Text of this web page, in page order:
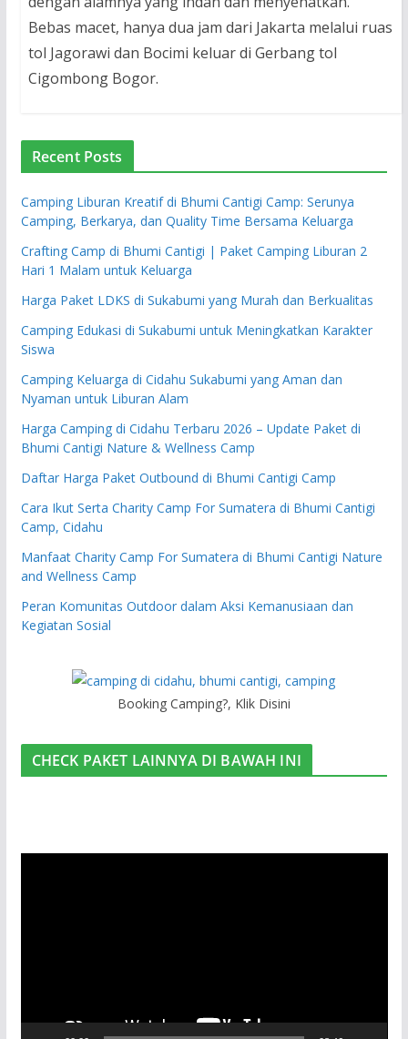
Bebas macet, hanya dua jam dari Jakarta melalui ruas
tol Jagorawi dan Bocimi keluar di Gerbang tol
Cigombong Bogor.
Recent Posts
Camping Liburan Kreatif di Bhumi Cantigi Camp: Serunya
Camping, Berkarya, dan Quality Time Bersama Keluarga
Crafting Camp di Bhumi Cantigi | Paket Camping Liburan 2
Hari 1 Malam untuk Keluarga
Harga Paket LDKS di Sukabumi yang Murah dan Berkualitas
Camping Edukasi di Sukabumi untuk Meningkatkan Karakter
Siswa
Camping Keluarga di Cidahu Sukabumi yang Aman dan
Nyaman untuk Liburan Alam
Harga Camping di Cidahu Terbaru 2026 – Update Paket di
Bhumi Cantigi Nature & Wellness Camp
Daftar Harga Paket Outbound di Bhumi Cantigi Camp
Cara Ikut Serta Charity Camp For Sumatera di Bhumi Cantigi
Camp, Cidahu
Manfaat Charity Camp For Sumatera di Bhumi Cantigi Nature
and Wellness Camp
Peran Komunitas Outdoor dalam Aksi Kemanusiaan dan
Kegiatan Sosial
Booking Camping?, Klik Disini
CHECK PAKET LAINNYA DI BAWAH INI